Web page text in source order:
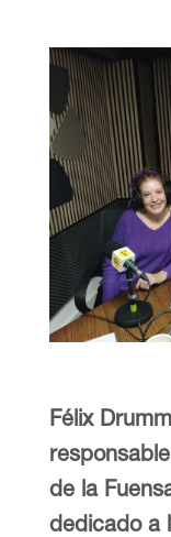
Félix
de la
dedicado a